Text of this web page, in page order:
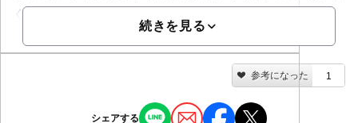
く中に人が入っ...
続きを見る
参考になった 1
シェアする